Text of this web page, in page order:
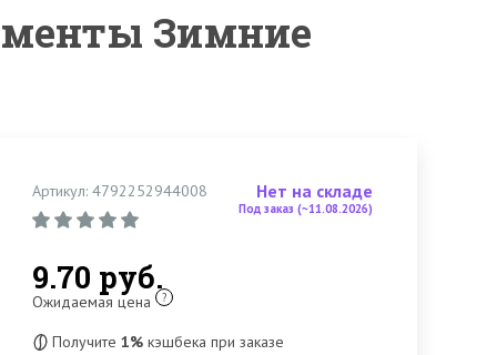
Зимние
Артикул: 4792252944008 Нет на складе
Под заказ (~11.08.2026)
9.70 руб.
Ожидаемая цена ?
Получите1%кэшбека при заказе